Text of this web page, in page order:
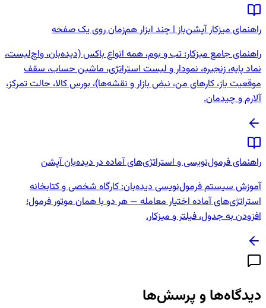
راهنمای میزکار آپشن‌باز | چند ابزار هم‌زمان روی یک صفحه
راهنمای جامع میزکار: تب و بوم، همه انواع باکس (دیده‌بان، واچ‌لیست،
نماد پایه، زنجیره، نمودار و لیست استراتژی، ماشین حساب، سقف
موقعیت باز، کارهای من، نبض بازار و نقشه‌ها)، بورس کالا، حالت تمرکز،
آلارم و چیدمان.
راهنمای فرمول‌نویسی و استراتژی‌های آماده در دیده‌بان آپشن
آموزش سیستم فرمول‌نویسی دیده‌بان: کارگاه شخصی و کتابخانه
استراتژی‌های آماده اختیار معامله — هر دو با همان موتور فرمول؛
افزودن به جدول، فیلتر و میزکار.
دیدگاه‌ها و پرسش‌ها